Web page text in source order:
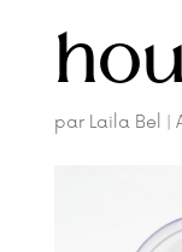
par Laila Bel